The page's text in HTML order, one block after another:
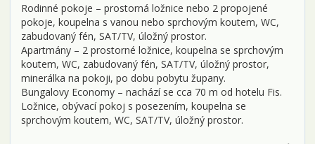
Rodinné pokoje – prostorná ložnice nebo 2 propojené
pokoje, koupelna s vanou nebo sprchovým koutem, WC,
zabudovaný fén, SAT/TV, úložný prostor.
Apartmány – 2 prostorné ložnice, koupelna se sprchovým
koutem, WC, zabudovaný fén, SAT/TV, úložný prostor,
minerálka na pokoji, po dobu pobytu župany.
Bungalovy Economy – nachází se cca 70 m od hotelu Fis.
Ložnice, obývací pokoj s posezením, koupelna se
sprchovým koutem, WC, SAT/TV, úložný prostor.